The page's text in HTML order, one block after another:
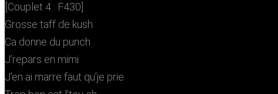
[Couplet 4 : F430]
Grosse taff de kush
Ca donne du punch
J’repars en mimi
J’en ai marre faut qu’je prie